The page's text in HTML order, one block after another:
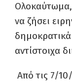
Ολοκαύτωμα,
να ζήσει
αντίστοιχα
Από τις 7/